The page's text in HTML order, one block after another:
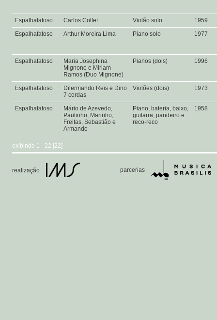
Espalhafatoso Carlos Collet Violão solo
1959
Espalhafatoso
Arthur Moreira Lima Piano solo 1977
Espalhafatoso
Maria Josephina
Mignone e Miriam
Ramos (Duo Mignone)
Pianos (dois) 1996
Espalhafatoso
Dilermando Reis e Dino
7 cordas
Violões (dois) 1973
Espalhafatoso
Mário de Azevedo,
Paulinho, Marinho,
Freitas, Sebastião e
Armando
Piano, bateria, baixo,
guitarra, pandeiro e
reco-reco
1958
exibindo 1 - 22 [22]
realização parcerias